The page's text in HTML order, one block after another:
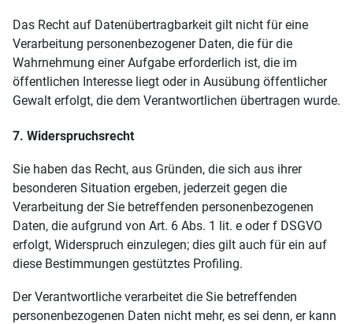
Das Recht auf Datenübertragbarkeit gilt nicht für eine
Verarbeitung personenbezogener Daten, die für die
Wahrnehmung einer Aufgabe erforderlich ist, die im
öffentlichen Interesse liegt oder in Ausübung öffentlicher
Gewalt erfolgt, die dem Verantwortlichen übertragen wurde.
7. Widerspruchsrecht
Sie haben das Recht, aus Gründen, die sich aus ihrer
besonderen Situation ergeben, jederzeit gegen die
Verarbeitung der Sie betreffenden personenbezogenen
Daten, die aufgrund von Art. 6 Abs. 1 lit. e oder f DSGVO
erfolgt, Widerspruch einzulegen; dies gilt auch für ein auf
diese Bestimmungen gestütztes Profiling.
Der Verantwortliche verarbeitet die Sie betreffenden
personenbezogenen Daten nicht mehr, es sei denn, er kann